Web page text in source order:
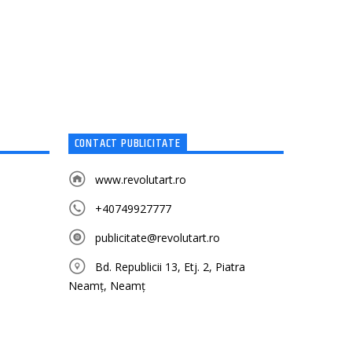
CONTACT PUBLICITATE
www.revolutart.ro
+40749927777
publicitate@revolutart.ro
Bd. Republicii 13, Etj. 2, Piatra
Neamț, Neamț